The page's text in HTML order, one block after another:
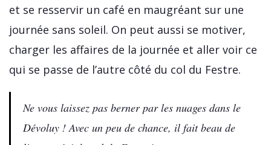
et se resservir un café en maugréant sur une
journée sans soleil. On peut aussi se motiver,
charger les affaires de la journée et aller voir ce
qui se passe de l’autre côté du col du Festre.
Ne vous laissez pas berner par les nuages dans le
Dévoluy ! Avec un peu de chance, il fait beau de